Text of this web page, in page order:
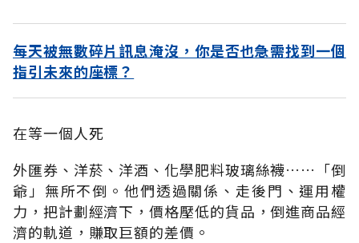
每天被無數碎片訊息淹沒，你是否也急需找到一個
指引未來的座標？
在等一個人死
外匯券、洋菸、洋酒、化學肥料玻璃絲襪……「倒
爺」無所不倒。他們透過關係、走後門、運用權
力，把計劃經濟下，價格壓低的貨品，倒進商品經
濟的軌道，賺取巨額的差價。